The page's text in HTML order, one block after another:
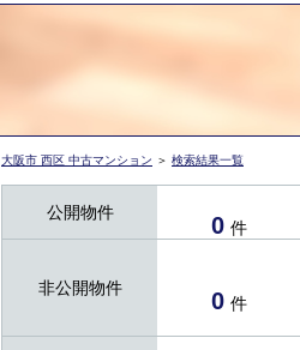
大阪市 西区 中古マンション ＞ 検索結果一覧
公開物件 0 件
非公開物件 0 件